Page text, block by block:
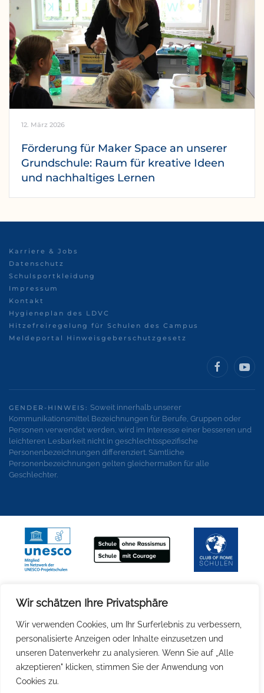
Wir schätzen Ihre Privatsphäre
Wir verwenden Cookies, um Ihr Surferlebnis zu verbessern,
personalisierte Anzeigen oder Inhalte einzusetzen und
unseren Datenverkehr zu analysieren. Wenn Sie auf „Alle
akzeptieren" klicken, stimmen Sie der Anwendung von
Cookies zu.
12. März 2026
Förderung für Maker Space an unserer
Grundschule: Raum für kreative Ideen
und nachhaltiges Lernen
Karriere & Jobs
Datenschutz
Schulsportkleidung
Impressum
Kontakt
Hygieneplan des LDVC
Hitzefreiregelung für Schulen des Campus
Meldeportal Hinweisgeberschutzgesetz
GENDER-HINWEIS: Soweit innerhalb unserer
Kommunikationsmittel Bezeichnungen für Berufe, Gruppen oder
Personen verwendet werden, wird im Interesse einer besseren und
leichteren Lesbarkeit nicht in geschlechtsspezifische
Personenbezeichnungen differenziert. Sämtliche
Personenbezeichnungen gelten gleichermaßen für alle
Geschlechter.